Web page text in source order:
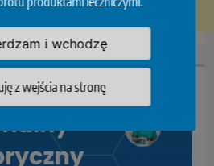
i wchodzę
z wejścia na stronę